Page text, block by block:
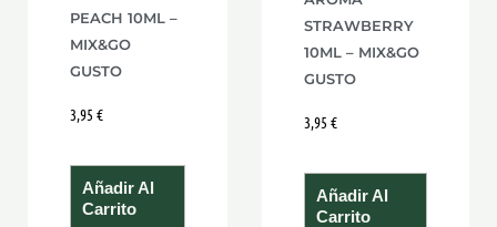
PEACH 10ML –
MIX&GO
GUSTO
3,95 €
Añadir Al
Carrito
STRAWBERRY
10ML – MIX&GO
GUSTO
3,95 €
Añadir Al
Carrito